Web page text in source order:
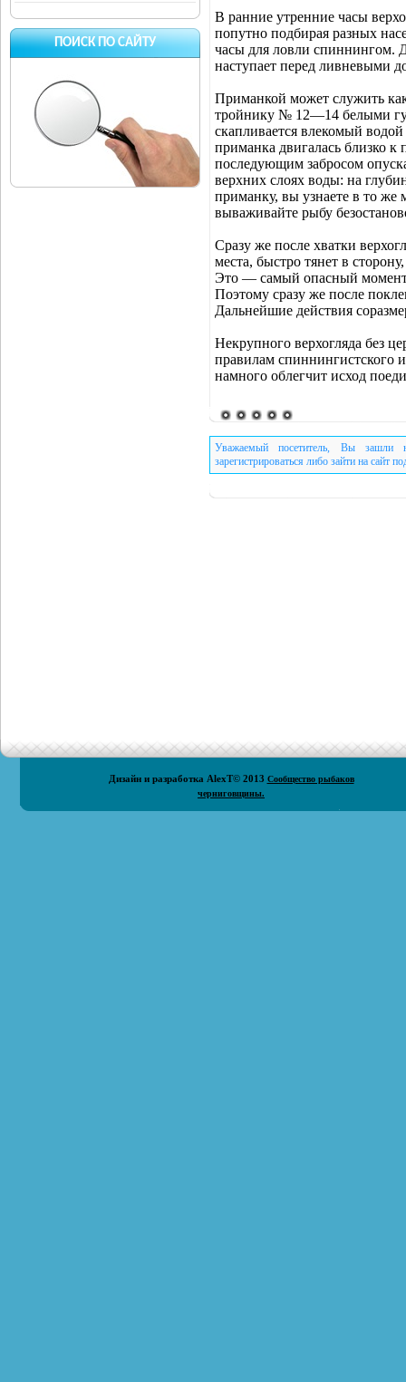
ПОИСК ПО САЙТУ
В ранние утренние часы
попутно подбирая разных
часы для ловли спиннингом.
наступает перед ливневыми
Приманкой может служить
тройнику № 12—14 белыми
скапливается влекомый
приманка двигалась близко
последующим забросом
верхних слоях воды: на
приманку, вы узнаете в то
вываживайте рыбу
Сразу же после хватки
места, быстро тянет в
Это — самый опасный
Поэтому сразу же после
Дальнейшие действия
Некрупного верхогляда без
правилам спиннингистского
намного облегчит исход
Уважаемый посетитель, Вы зашли
зарегистрироваться либо зайти на сайт
Дизайн и разработка AlexT© 2013 Сообщество рыбаков
черниговщины.